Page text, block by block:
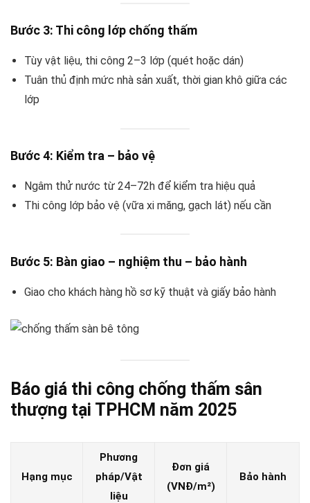
Bước 3: Thi công lớp chống thấm
Tùy vật liệu, thi công 2–3 lớp (quét hoặc dán)
Tuân thủ định mức nhà sản xuất, thời gian khô giữa các
lớp
Bước 4: Kiểm tra – bảo vệ
Ngâm thử nước từ 24–72h để kiểm tra hiệu quả
Thi công lớp bảo vệ (vữa xi măng, gạch lát) nếu cần
Bước 5: Bàn giao – nghiệm thu – bảo hành
Giao cho khách hàng hồ sơ kỹ thuật và giấy bảo hành
Báo giá thi công chống thấm sân
thượng tại TPHCM năm 2025
Hạng mục
Phương
pháp/Vật
liệu
Đơn giá
(VNĐ/m²)
Bảo hành